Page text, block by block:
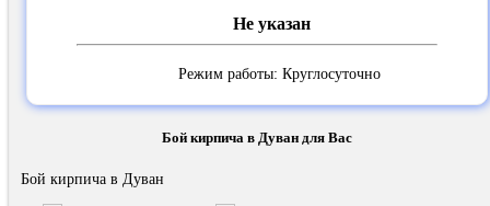
Не указан
Режим работы: Круглосуточно
Бой кирпича в Дуван для Вас
Бой кирпича в Дуван